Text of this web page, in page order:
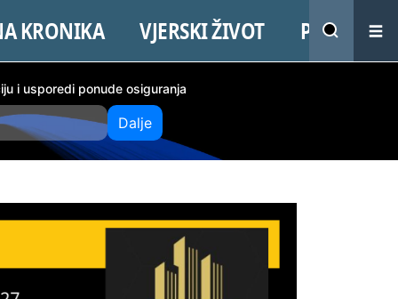
KRONIKA VJERSKI ŽIVOT PROMO
i usporedi ponude osiguranja
Dalje